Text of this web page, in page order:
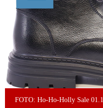
FOTO: Ho-Ho-Holly Sale